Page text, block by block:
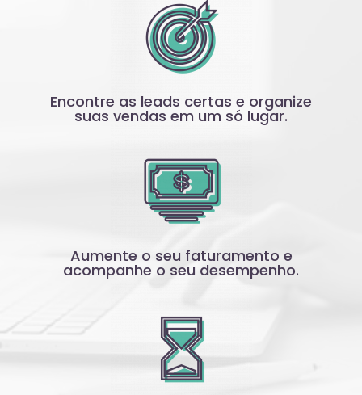
Encontre as leads certas e organize
suas vendas em um só lugar.
Aumente o seu faturamento e
acompanhe o seu desempenho.